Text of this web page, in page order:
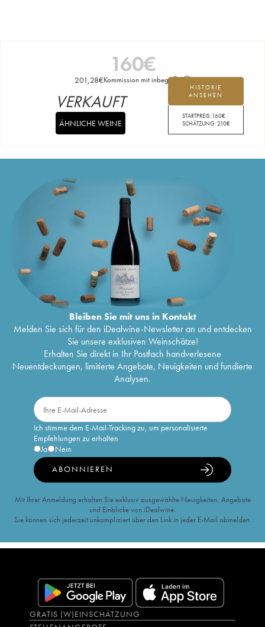
160€
201,28€Kommission mit inbegriffen
HISTORIE
ANSEHEN
STARTPREIS: 160€
SCHÄTZUNG:210€
VERKAUFT
ÄHNLICHE WEINE
Bleiben Sie mit uns in Kontakt
Melden Sie sich für den iDealwine-Newsletter an und entdecken
Sie unsere exklusiven Weinschätze!
Erhalten Sie direkt in Ihr Postfach handverlesene
Neuentdeckungen, limitierte Angebote, Neuigkeiten und fundierte
Analysen.
Ich stimme dem E-Mail-Tracking zu, um personalisierte
Empfehlungen zu erhalten
Ja
Nein
ABONNIEREN
Mit Ihrer Anmeldung erhalten Sie exklusiv ausgewählte Neuigkeiten, Angebote
und Einblicke von iDealwine.
Sie können sich jederzeit unkompliziert über den Link in jeder E-Mail abmelden.
GRATIS (W)EINSCHÄTZUNG